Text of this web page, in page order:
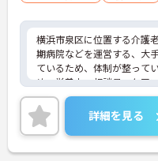
横浜市泉区に位置する介護
期病院などを運営する、大
ているため、体制が整って
め、栄養士、相談員、ケア
が連携して仕事をしており
の職場です。また充実の研
れも行っているため、ブラ
いきたい方にもオススメの
方はぜひお気軽にお問い合
詳細を見る